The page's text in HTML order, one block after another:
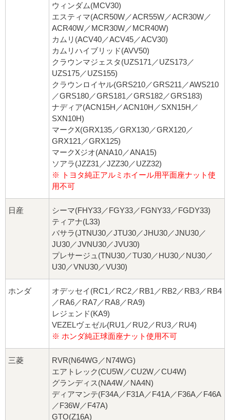
ウィンダム(MCV30)
エスティマ(ACR50W／ACR55W／ACR30W／
ACR40W／MCR30W／MCR40W)
カムリ(ACV40／ACV45／ACV30)
カムリハイブリッド(AVV50)
クラウンマジェスタ(UZS171／UZS173／
UZS175／UZS155)
クラウンロイヤル(GRS210／GRS211／AWS210
／GRS180／GRS181／GRS182／GRS183)
ナディア(ACN15H／ACN10H／SXN15H／
SXN10H)
マークX(GRX135／GRX130／GRX120／
GRX121／GRX125)
マークXジオ(ANA10／ANA15)
ソアラ(JZZ31／JZZ30／UZZ32)
※ トヨタ純正アルミホイール用平面座ナット使
用不可
日産
シーマ(FHY33／FGY33／FGNY33／FGDY33)
ティアナ(L33)
バサラ(JTNU30／JTU30／JHU30／JNU30／
JU30／JVNU30／JVU30)
プレサージュ(TNU30／TU30／HU30／NU30／
U30／VNU30／VU30)
ホンダ
オデッセイ(RC1／RC2／RB1／RB2／RB3／RB4
／RA6／RA7／RA8／RA9)
レジェンド(KA9)
VEZELヴェゼル(RU1／RU2／RU3／RU4)
※ ホンダ純正球面座ナット使用不可
三菱
RVR(N64WG／N74WG)
エアトレック(CU5W／CU2W／CU4W)
グランディス(NA4W／NA4N)
ディアマンテ(F34A／F31A／F41A／F36A／F46A
／F36W／F47A)
GTO(Z16A)